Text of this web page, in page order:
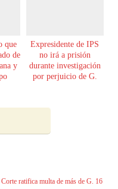
que
de
y
Expresidente de IPS
no irá a prisión
durante investigación
por perjuicio de G.
Corte ratifica multa de más de G. 16